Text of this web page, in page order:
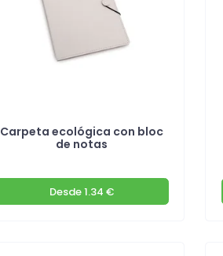
Carpeta ecológica con bloc
de notas
Desde1.34 €